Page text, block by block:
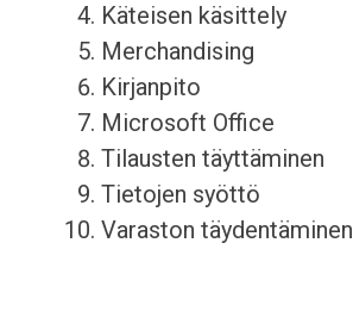
Käteisen käsittely
Merchandising
Kirjanpito
Microsoft Office
Tilausten täyttäminen
Tietojen syöttö
Varaston täydentäminen